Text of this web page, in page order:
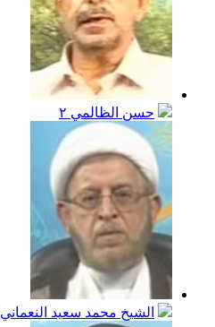
حسن الظالمي ٢
الشيخ محمد سعيد النعماني